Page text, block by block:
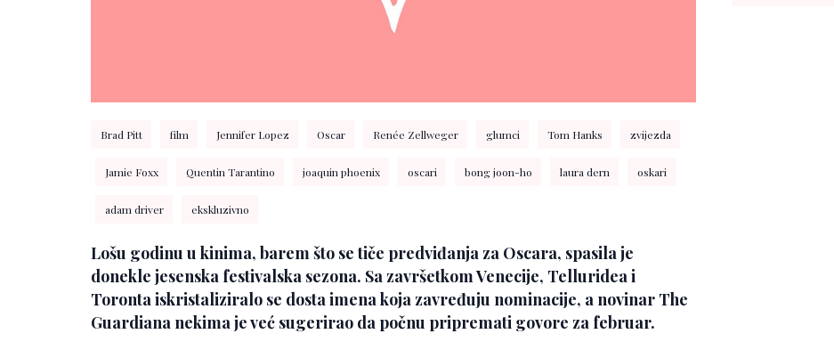
Brad Pitt film Jennifer Lopez Oscar Renée Zellweger glumci Tom Hanks zvijezda
Jamie Foxx Quentin Tarantino joaquin phoenix oscari bong joon-ho laura dern oskari
adam driver ekskluzivno
Lošu godinu u kinima, barem što se tiče predviđanja za Oscara, spasila je
donekle jesenska festivalska sezona. Sa završetkom Venecije, Telluridea i
Toronta iskristaliziralo se dosta imena koja zavređuju nominacije, a novinar The
Guardiana nekima je već sugerirao da počnu pripremati govore za februar.